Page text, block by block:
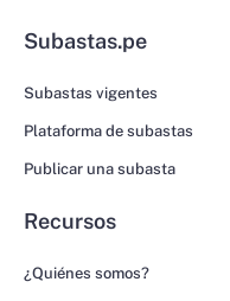
Subastas.pe
Subastas vigentes
Plataforma de subastas
Publicar una subasta
Recursos
¿Quiénes somos?